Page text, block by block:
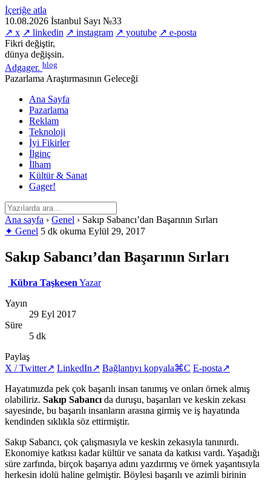
İçeriğe atla
10.08.2026 İstanbul Sayı №33
↗ x ↗ linkedin ↗ instagram ↗ youtube ↗ e-posta
Fikri değiştir,
dünya değişsin.
Adgager. blog
Pazarlama Araştırmasının Geleceği
Ana Sayfa
Pazarlama
Reklam
Teknoloji
İyi Fikirler
İlginç
İlham
Kültür & Sanat
Gager!
Ana sayfa › Genel › Sakıp Sabancı’dan Başarının Sırları
✦ Genel 5 dk okuma Eylül 29, 2017
Sakıp Sabancı’dan Başarının Sırları
Kübra Taşkesen Yazar
Yayın
29 Eyl 2017
Süre
5 dk
Paylaş
X / Twitter↗ LinkedIn↗ Bağlantıyı kopyala⌘C E-posta↗
Hayatımızda pek çok başarılı insan tanımış ve onları örnek almış
olabiliriz. Sakıp Sabancı da duruşu, başarıları ve keskin zekası
sayesinde, bu başarılı insanların arasına girmiş ve iş hayatında
kendinden sıklıkla söz ettirmiştir.
Sakıp Sabancı, çok çalışmasıyla ve keskin zekasıyla tanınırdı.
Ekonomiye katkısı kadar kültür ve sanata da katkısı vardı. Yaşadığı
süre zarfında, birçok başarıya adını yazdırmış ve örnek yaşantısıyla
herkesin idolü haline gelmiştir. Böylesi başarılı ve azimli birinin